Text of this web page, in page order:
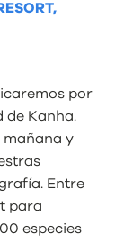
por
de Kanha.
mañana y
Entre
para
especies